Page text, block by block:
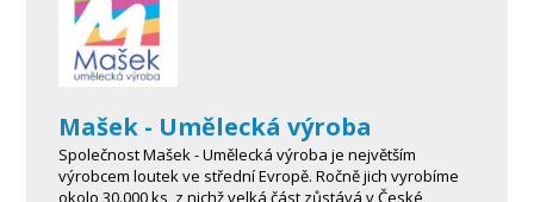
Mašek - Umělecká výroba
Společnost Mašek - Umělecká výroba je největším
výrobcem loutek ve střední Evropě. Ročně jich vyrobíme
okolo 30.000 ks, z nichž velká část zůstává v České